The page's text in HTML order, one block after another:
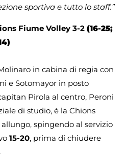
sportiva e tutto lo staff.”
Fiume Volley 3-2 (16-25;
in cabina di regia con
e Sotomayor in posto
Pirola al centro, Peroni
di studio, è la Chions
spingendo al servizio
15-20, prima di chiudere
.